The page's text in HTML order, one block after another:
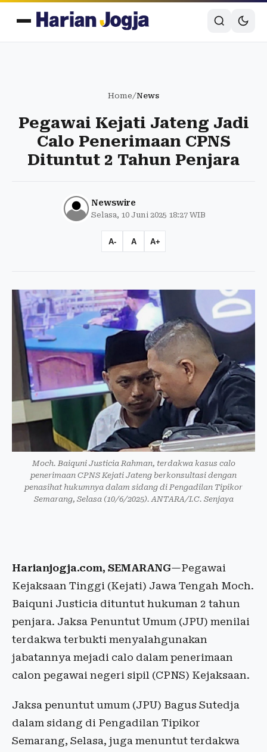
Home/News
Pegawai Kejati Jateng Jadi
Calo Penerimaan CPNS
Dituntut 2 Tahun Penjara
Newswire
Selasa, 10 Juni 2025 18:27 WIB
A- A A+
Moch. Baiquni Justicia Rahman, terdakwa kasus calo
penerimaan CPNS Kejati Jateng berkonsultasi dengan
penasihat hukumnya dalam sidang di Pengadilan Tipikor
Semarang, Selasa (10/6/2025). ANTARA/I.C. Senjaya
Harianjogja.com, SEMARANG—Pegawai
Kejaksaan Tinggi (Kejati) Jawa Tengah Moch.
Baiquni Justicia dituntut hukuman 2 tahun
penjara. Jaksa Penuntut Umum (JPU) menilai
terdakwa terbukti menyalahgunakan
jabatannya mejadi calo dalam penerimaan
calon pegawai negeri sipil (CPNS) Kejaksaan.
Jaksa penuntut umum (JPU) Bagus Sutedja
dalam sidang di Pengadilan Tipikor
Semarang, Selasa, juga menuntut terdakwa